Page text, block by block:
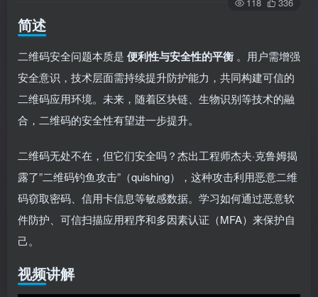
简述
二维码安全问题本质是 便利性与安全性的平衡 。用户需增强
安全意识，技术层面需持续提升防护能力，共同构建可信的
二维码应用环境。未来，随着区块链、生物识别等技术的融
合，二维码的安全性有望进一步提升。
二维码无处不在，但它们安全吗？杰出工程师杰夫·克鲁姆揭
露了”二维码钓鱼攻击”（quishing），这种攻击利用恶意二维
码窃取密码、信用卡信息等敏感数据。学习如何通过恶意软
件防护、可信扫描应用程序和多因素认证（MFA）来保护自
己。
视频讲解